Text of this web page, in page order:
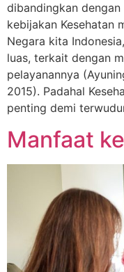
dibandingkan dengan
kebijakan Kesehatan
Negara kita
luas, terkait dengan
pelayanannya
2015). Padahal
penting demi
Manfaat